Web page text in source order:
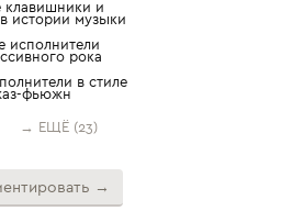
клавишники и
истории музыки
исполнители
рока
в стиле
фьюжн
→ ЕЩЁ (23)
→